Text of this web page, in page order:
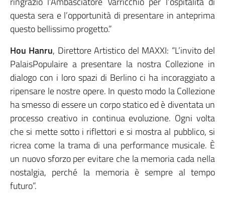
questa sera e l’opportunità di presentare in anteprima
questo bellissimo progetto.”
Hou Hanru, Direttore Artistico del MAXXI: “L’invito del
PalaisPopulaire a presentare la nostra Collezione in
dialogo con i loro spazi di Berlino ci ha incoraggiato a
ripensare le nostre opere. In questo modo la Collezione
ha smesso di essere un corpo statico ed è diventata un
processo creativo in continua evoluzione. Ogni volta
che si mette sotto i riflettori e si mostra al pubblico, si
ricrea come la trama di una performance musicale. È
un nuovo sforzo per evitare che la memoria cada nella
nostalgia, perché la memoria è sempre al tempo
futuro”.